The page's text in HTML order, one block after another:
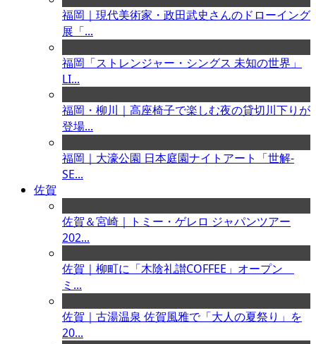
福岡｜現代美術家・政田武史さんのドローイング
展「...
福岡「ストレンジャー・シングス 未知の世界」
LI...
福岡・柳川｜高座椅子で楽しむ夜の貸切川下りが
登場...
福岡｜大濠公園 日本庭園ナイトアート「世解-
SE...
佐賀
佐賀＆宮崎｜トミー・ゲレロ ジャパンツアー
202...
佐賀｜柳町に「木陰礼讃COFFEE」オープン
ミ...
佐賀｜古湯温泉 佐賀風雅で「大人の夏祭り」を
20...